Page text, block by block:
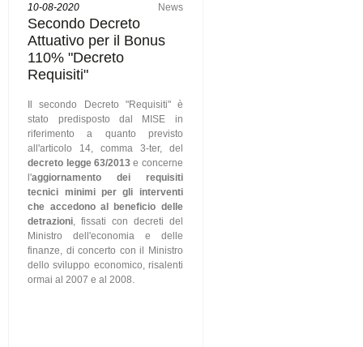
News
10-08-2020
Secondo Decreto
Attuativo per il Bonus
110% "Decreto
Requisiti"
Il secondo Decreto "Requisiti" è
stato predisposto dal MISE in
riferimento a quanto previsto
all'articolo 14, comma 3-ter, del
decreto legge 63/2013 e concerne
l'aggiornamento dei requisiti
tecnici minimi per gli interventi
che accedono al beneficio delle
detrazioni, fissati con decreti del
Ministro dell'economia e delle
finanze, di concerto con il Ministro
dello sviluppo economico, risalenti
ormai al 2007 e al 2008.